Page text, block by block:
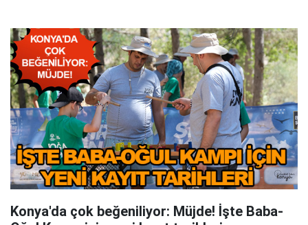
Konya'da çok beğeniliyor: Müjde! İşte Baba-